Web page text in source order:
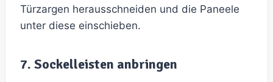
Türzargen herausschneiden und die Paneele
unter diese einschieben.
7. Sockelleisten anbringen